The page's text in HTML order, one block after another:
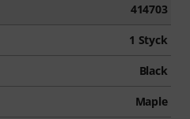
414703
1 Styck
Black
Maple